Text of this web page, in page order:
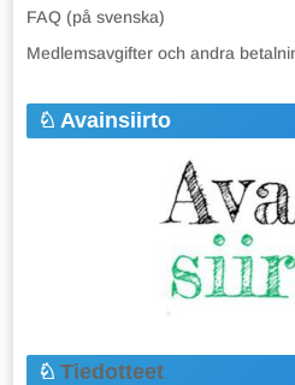
FAQ (på svenska)
Medlemsavgifter och andra
Avainsiirto
Tiedotteet